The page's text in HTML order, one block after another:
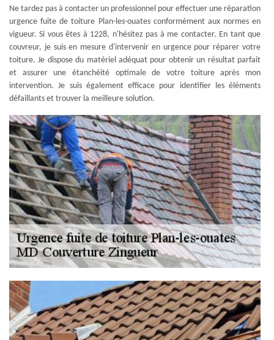
Ne tardez pas à contacter un professionnel pour effectuer une réparation
urgence fuite de toiture Plan-les-ouates conformément aux normes en
vigueur. Si vous êtes à 1228, n'hésitez pas à me contacter. En tant que
couvreur, je suis en mesure d'intervenir en urgence pour réparer votre
toiture. Je dispose du matériel adéquat pour obtenir un résultat parfait
et assurer une étanchéité optimale de votre toiture après mon
intervention. Je suis également efficace pour identifier les éléments
défaillants et trouver la meilleure solution.